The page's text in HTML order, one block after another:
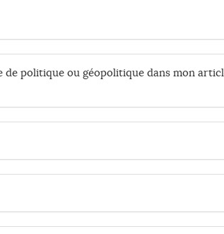
de politique ou géopolitique dans mon